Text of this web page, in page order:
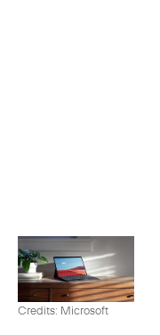
Credits: Microsoft